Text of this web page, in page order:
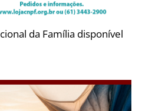
da Família disponível